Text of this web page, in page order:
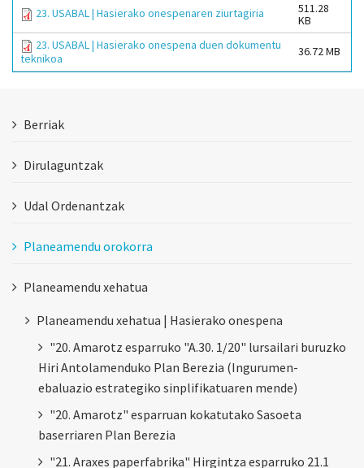
23. USABAL | Hasierako onespenaren ziurtagiria
511.28
KB
23. USABAL | Hasierako onespena duen dokumentu
teknikoa
36.72 MB
Berriak
Dirulaguntzak
Udal Ordenantzak
Planeamendu orokorra
Planeamendu xehatua
Planeamendu xehatua | Hasierako onespena
"20. Amarotz esparruko "A.30. 1/20" lursailari buruzko
Hiri Antolamenduko Plan Berezia (Ingurumen-
ebaluazio estrategiko sinplifikatuaren mende)
"20. Amarotz" esparruan kokatutako Sasoeta
baserriaren Plan Berezia
"21. Araxes paperfabrika" Hirgintza esparruko 21.1